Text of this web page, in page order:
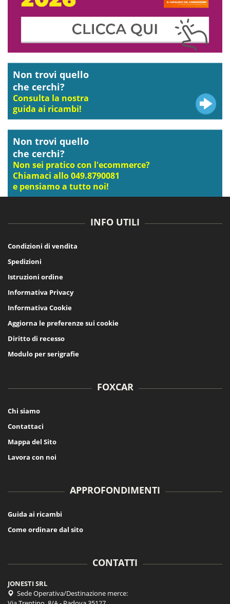
Non trovi quello
che cerchi?
Consulta la nostra
guida ai ricambi!
Non trovi quello
che cerchi?
Non sei pratico con l'ecommerce?
Chiamaci allo 049.8790081
e pensiamo a tutto noi!
INFO UTILI
Condizioni di vendita
Spedizioni
Istruzioni ordine
Informativa Privacy
Informativa Cookie
Aggiorna le preferenze sui cookie
Diritto di recesso
Modulo per serigrafie
FOXCAR
Chi siamo
Contattaci
Mappa del Sito
Lavora con noi
APPROFONDIMENTI
Guida ai ricambi
Come ordinare dal sito
CONTATTI
JONESTI SRL
Sede Operativa/Destinazione merce: